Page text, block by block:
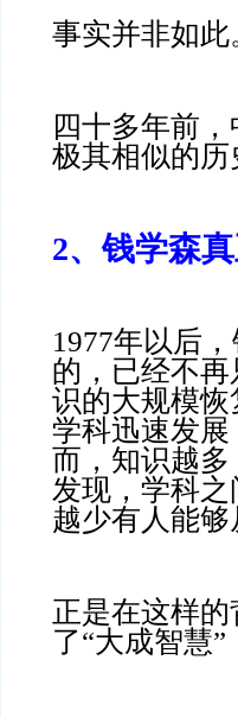
事实并非如此
四十多年前
极其相似的
2、钱学森
1977年以后
的，已经不
识的大规模
学科迅速发
而，知识越
发现，学科
越少有人能够
正是在这样
了“大成智慧